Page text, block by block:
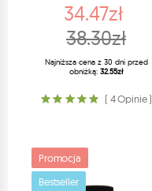
34.47zł
38.30zł
Najniższa cena z 30 dni przed
obniżką: 32.55zł
( 4 Opinie )
Promocja
Bestseller